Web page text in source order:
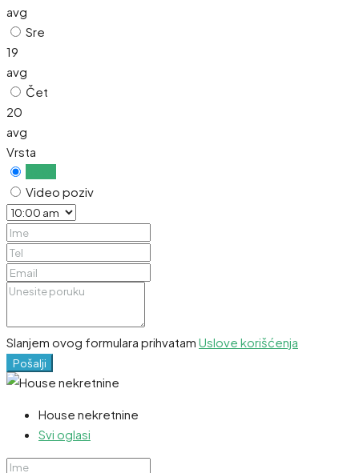
avg
Sre
19
avg
Čet
20
avg
Vrsta
Video poziv
Slanjem ovog formulara prihvatam Uslove korišćenja
Pošalji
House nekretnine
Svi oglasi